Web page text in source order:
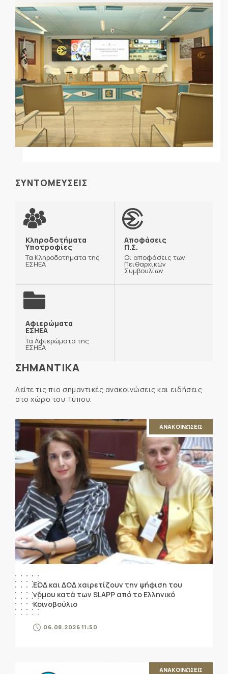
ΣΥΝΤΟΜΕΥΣΕΙΣ
Κληροδοτήματα
Υποτροφίες
Τα Κληροδοτήματα της
ΕΣΗΕΑ
Αποφάσεις
Π.Σ.
Οι αποφάσεις των
Πειθαρχικών
Συμβουλίων
Αφιερώματα
ΕΣΗΕΑ
Τα Αφιερώματα της
ΕΣΗΕΑ
ΣΗΜΑΝΤΙΚΑ
Δείτε τις πιο σημαντικές ανακοινώσεις και ειδήσεις
στο χώρο του Τύπου.
ΑΝΑΚΟΙΝΩΣΕΙΣ
ΕΟΔ και ΔΟΔ χαιρετίζουν την ψήφιση του
νόμου κατά των SLAPP από το Ελληνικό
Κοινοβούλιο
06.08.2026 11:50
ΑΝΑΚΟΙΝΩΣΕΙΣ